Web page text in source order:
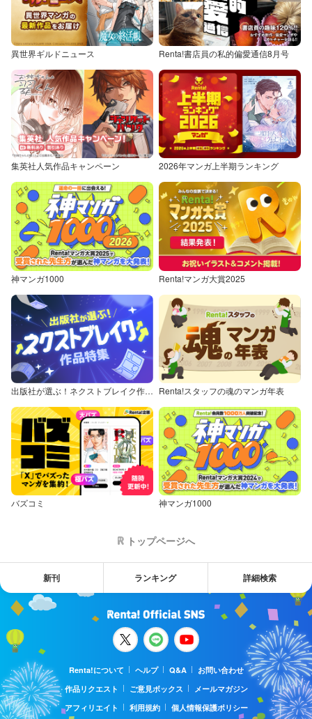
異世界ギルドニュース Renta!書店員の私的偏愛通信8月号
集英社人気作品キャンペーン 2026年マンガ上半期ランキング
神マンガ1000 Renta!マンガ大賞2025
出版社が選ぶ！ネクストブレイク作品特集 Renta!スタッフの魂のマンガ年表
バズコミ 神マンガ1000
トップページへ
新刊 ランキング 詳細検索
Renta!について ヘルプ Q&A
お問い合わせ
作品リクエスト
ご意見ボックス
メールマガジン
アフィリエイト
利用規約 個人情報保護ポリシー